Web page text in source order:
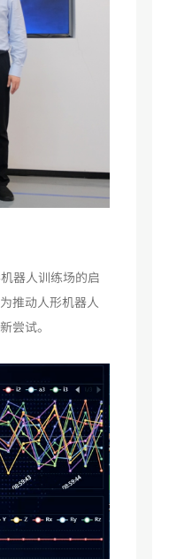
器人训练场的启
推动人形机器人
尝试。